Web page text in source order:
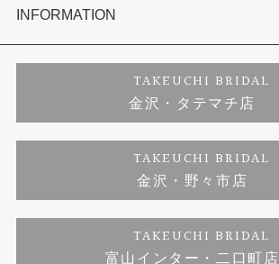
セットリング
婚約ネックレス
ダイヤモンド
ジュエリーリフォーム
お客様の声
プロポーズサポート
ブランドリスト
福井指輪工房｜手作りペアリング
福井指輪工房｜手作り結婚指輪 and 婚約指輪
会社概要
お客様の声
INFORMATION
プライバシーポリシー
TAKEUCHI BRIDAL
金沢・タテマチ店
TAKEUCHI BRIDAL
金沢・野々市店
TAKEUCHI BRIDAL
富山インター・二口町店